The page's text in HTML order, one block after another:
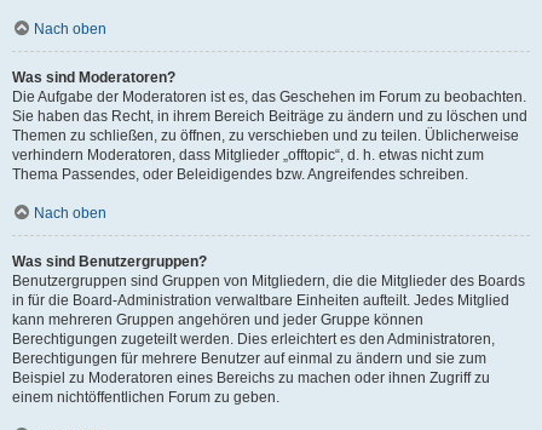
Nach oben
Was sind Moderatoren?
Die Aufgabe der Moderatoren ist es, das Geschehen im Forum zu beobachten.
Sie haben das Recht, in ihrem Bereich Beiträge zu ändern und zu löschen und
Themen zu schließen, zu öffnen, zu verschieben und zu teilen. Üblicherweise
verhindern Moderatoren, dass Mitglieder „offtopic“, d. h. etwas nicht zum
Thema Passendes, oder Beleidigendes bzw. Angreifendes schreiben.
Nach oben
Was sind Benutzergruppen?
Benutzergruppen sind Gruppen von Mitgliedern, die die Mitglieder des Boards
in für die Board-Administration verwaltbare Einheiten aufteilt. Jedes Mitglied
kann mehreren Gruppen angehören und jeder Gruppe können
Berechtigungen zugeteilt werden. Dies erleichtert es den Administratoren,
Berechtigungen für mehrere Benutzer auf einmal zu ändern und sie zum
Beispiel zu Moderatoren eines Bereichs zu machen oder ihnen Zugriff zu
einem nichtöffentlichen Forum zu geben.